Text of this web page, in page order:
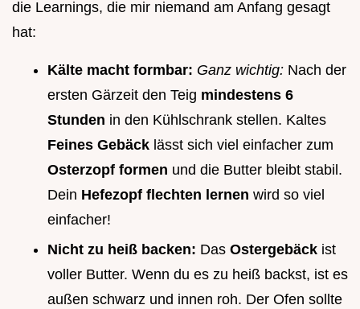
die Learnings, die mir niemand am Anfang gesagt
hat:
Kälte macht formbar: Ganz wichtig: Nach der
ersten Gärzeit den Teig mindestens 6
Stunden in den Kühlschrank stellen. Kaltes
Feines Gebäck lässt sich viel einfacher zum
Osterzopf formen und die Butter bleibt stabil.
Dein Hefezopf flechten lernen wird so viel
einfacher!
Nicht zu heiß backen: Das Ostergebäck ist
voller Butter. Wenn du es zu heiß backst, ist es
außen schwarz und innen roh. Der Ofen sollte